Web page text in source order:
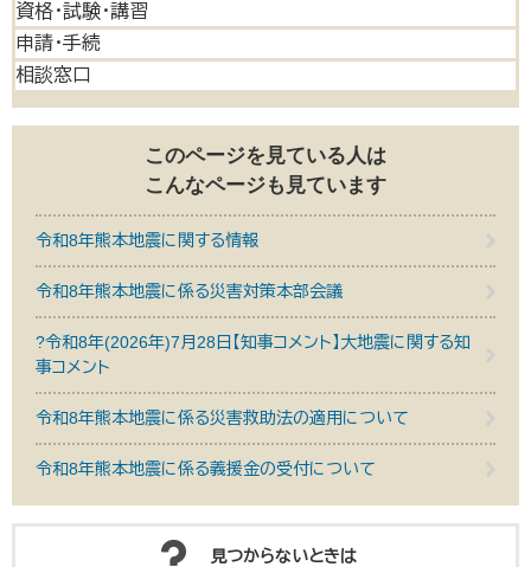
資格・試験・講習
申請・手続
相談窓口
このページを見ている人は
こんなページも見ています
令和8年熊本地震に関する情報
令和8年熊本地震に係る災害対策本部会議
?令和8年(2026年)7月28日【知事コメント】大地震に関する知
事コメント
令和8年熊本地震に係る災害救助法の適用について
令和8年熊本地震に係る義援金の受付について
見つからないときは